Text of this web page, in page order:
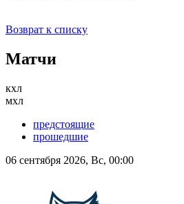
Возврат к списку
Матчи
кхл
мхл
предстоящие
прошедшие
06 сентября 2026, Вс, 00:00